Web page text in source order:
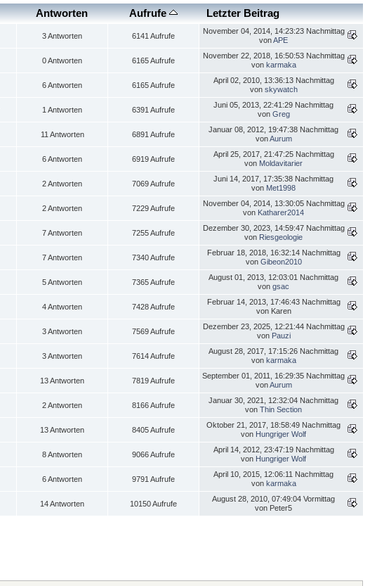
Antworten Aufrufe Letzter Beitrag
3 Antworten 6141 Aufrufe
November 04, 2014, 14:23:23 Nachmittag
vonAPE
0 Antworten 6165 Aufrufe
November 22, 2018, 16:50:53 Nachmittag
von karmaka
6 Antworten 6165 Aufrufe
April 02, 2010, 13:36:13 Nachmittag
von skywatch
1 Antworten 6391 Aufrufe
Juni 05, 2013, 22:41:29 Nachmittag
von Greg
11 Antworten 6891 Aufrufe
Januar 08, 2012, 19:47:38 Nachmittag
vonAurum
6 Antworten 6919 Aufrufe
April 25, 2017, 21:47:25 Nachmittag
von Moldavitarier
2 Antworten 7069 Aufrufe
Juni 14, 2017, 17:35:38 Nachmittag
von Met1998
2 Antworten 7229 Aufrufe
November 04, 2014, 13:30:05 Nachmittag
von Katharer2014
7 Antworten 7255 Aufrufe
Dezember 30, 2023, 14:59:47 Nachmittag
von Riesgeologie
7 Antworten 7340 Aufrufe
Februar 18, 2018, 16:32:14 Nachmittag
von Gibeon2010
5 Antworten 7365 Aufrufe
August 01, 2013, 12:03:01 Nachmittag
von gsac
4 Antworten 7428 Aufrufe
Februar 14, 2013, 17:46:43 Nachmittag
von Karen
3 Antworten 7569 Aufrufe
Dezember 23, 2025, 12:21:44 Nachmittag
von Pauzi
3 Antworten 7614 Aufrufe
August 28, 2017, 17:15:26 Nachmittag
von karmaka
13 Antworten 7819 Aufrufe
September 01, 2011, 16:29:35 Nachmittag
vonAurum
2 Antworten 8166 Aufrufe
Januar 30, 2021, 12:32:04 Nachmittag
von Thin Section
13 Antworten 8405 Aufrufe
Oktober 21, 2017, 18:58:49 Nachmittag
von Hungriger Wolf
8 Antworten 9066 Aufrufe
April 14, 2012, 23:47:19 Nachmittag
von Hungriger Wolf
6 Antworten 9791 Aufrufe
April 10, 2015, 12:06:11 Nachmittag
von karmaka
14 Antworten 10150 Aufrufe
August 28, 2010, 07:49:04 Vormittag
von Peter5